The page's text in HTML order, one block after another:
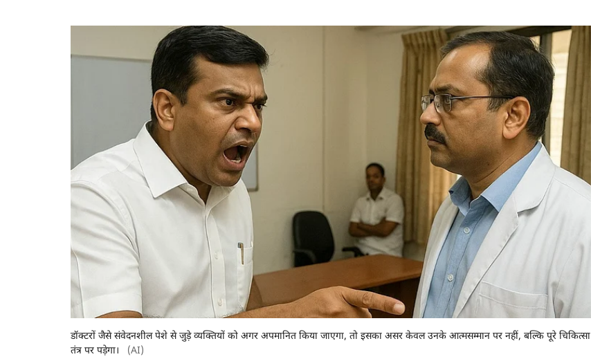
डॉक्टरों जैसे संवेदनशील पेशे से जुड़े व्यक्तियों को अगर अपमानित किया जाएगा, तो इसका असर केवल उनके आत्मसम्मान पर नहीं, बल्कि पूरे चिकित्सा
तंत्र पर पड़ेगा।
(AI)